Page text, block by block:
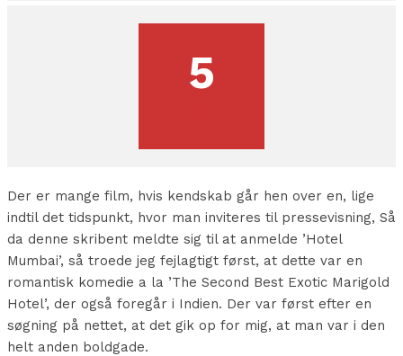
5
Der er mange film, hvis kendskab går hen over en, lige
indtil det tidspunkt, hvor man inviteres til pressevisning, Så
da denne skribent meldte sig til at anmelde ’Hotel
Mumbai’, så troede jeg fejlagtigt først, at dette var en
romantisk komedie a la ’The Second Best Exotic Marigold
Hotel’, der også foregår i Indien. Der var først efter en
søgning på nettet, at det gik op for mig, at man var i den
helt anden boldgade.